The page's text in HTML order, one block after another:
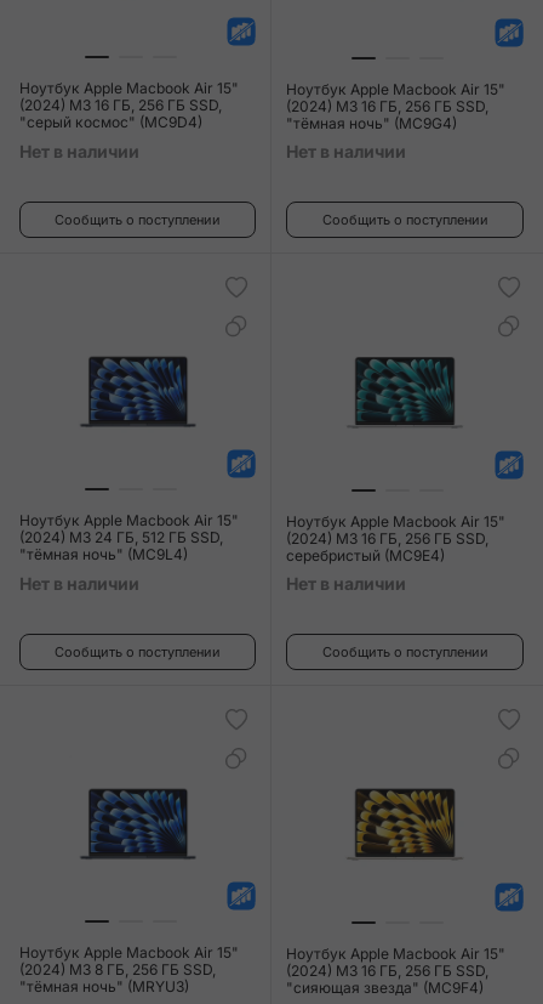
Ноутбук Apple Macbook Air 15"
(2024) M3 16 ГБ, 256 ГБ SSD,
"серый космос" (MC9D4)
Нет в наличии
Сообщить о поступлении
Ноутбук Apple Macbook Air 15"
(2024) M3 16 ГБ, 256 ГБ SSD,
"тёмная ночь" (MC9G4)
Нет в наличии
Сообщить о поступлении
Ноутбук Apple Macbook Air 15"
(2024) M3 24 ГБ, 512 ГБ SSD,
"тёмная ночь" (MC9L4)
Нет в наличии
Сообщить о поступлении
Ноутбук Apple Macbook Air 15"
(2024) M3 16 ГБ, 256 ГБ SSD,
серебристый (MC9E4)
Нет в наличии
Сообщить о поступлении
Ноутбук Apple Macbook Air 15"
(2024) M3 8 ГБ, 256 ГБ SSD,
"тёмная ночь" (MRYU3)
Ноутбук Apple Macbook Air 15"
(2024) M3 16 ГБ, 256 ГБ SSD,
"сияющая звезда" (MC9F4)